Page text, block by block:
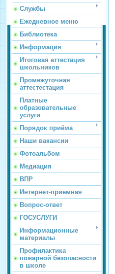
Службы
Ежедневное меню
Библиотека
Информация
Итоговая аттестация
школьников
Промежуточная
аттестестация
Платные
образовательные
услуги
Порядок приёма
Наши вакансии
Фотоальбом
Медиация
ВПР
Интернет-приемная
Вопрос-ответ
ГОСУСЛУГИ
Информационные
материалы
Профилактика
пожарной безопасности
в школе